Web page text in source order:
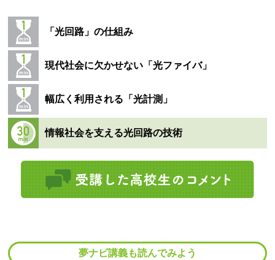
「光回路」の仕組み
現代社会に欠かせない「光ファイバ」
幅広く利用される「光計測」
情報社会を支える光回路の技術
夢ナビ講義も読んでみよう